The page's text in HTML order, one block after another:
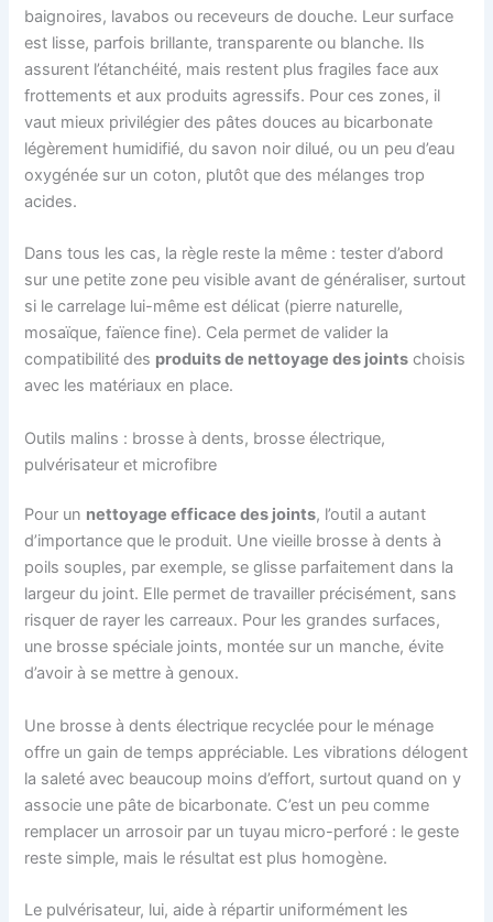
baignoires, lavabos ou receveurs de douche. Leur surface
est lisse, parfois brillante, transparente ou blanche. Ils
assurent l’étanchéité, mais restent plus fragiles face aux
frottements et aux produits agressifs. Pour ces zones, il
vaut mieux privilégier des pâtes douces au bicarbonate
légèrement humidifié, du savon noir dilué, ou un peu d’eau
oxygénée sur un coton, plutôt que des mélanges trop
acides.
Dans tous les cas, la règle reste la même : tester d’abord
sur une petite zone peu visible avant de généraliser, surtout
si le carrelage lui-même est délicat (pierre naturelle,
mosaïque, faïence fine). Cela permet de valider la
compatibilité des produits de nettoyage des joints choisis
avec les matériaux en place.
Outils malins : brosse à dents, brosse électrique,
pulvérisateur et microfibre
Pour un nettoyage efficace des joints, l’outil a autant
d’importance que le produit. Une vieille brosse à dents à
poils souples, par exemple, se glisse parfaitement dans la
largeur du joint. Elle permet de travailler précisément, sans
risquer de rayer les carreaux. Pour les grandes surfaces,
une brosse spéciale joints, montée sur un manche, évite
d’avoir à se mettre à genoux.
Une brosse à dents électrique recyclée pour le ménage
offre un gain de temps appréciable. Les vibrations délogent
la saleté avec beaucoup moins d’effort, surtout quand on y
associe une pâte de bicarbonate. C’est un peu comme
remplacer un arrosoir par un tuyau micro-perforé : le geste
reste simple, mais le résultat est plus homogène.
Le pulvérisateur, lui, aide à répartir uniformément les